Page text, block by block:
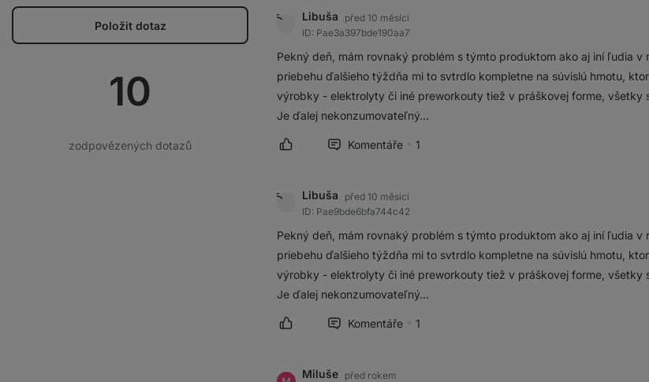
Položit dotaz
10
zodpovězených dotazů
Libuša
před 10 měsíci
ID: Pae3a397bde190aa7
Pekný deň, mám rovnaký problém s týmto produktom ako aj iní ľudia
priebehu ďalšieho týždňa mi to svtrdlo kompletne na súvislú hmotu,
výrobky - elektrolyty či iné preworkouty tiež v práškovej forme, všetky
Je ďalej nekonzumovateľný…
Označit příspěvek jako přínosný
Komentáře 1
Libuša
před 10 měsíci
ID: Pae9bde6bfa744c42
Pekný deň, mám rovnaký problém s týmto produktom ako aj iní ľudia
priebehu ďalšieho týždňa mi to svtrdlo kompletne na súvislú hmotu,
výrobky - elektrolyty či iné preworkouty tiež v práškovej forme, všetky
Je ďalej nekonzumovateľný…
Označit příspěvek jako přínosný
Komentáře 1
Miluše před rokem